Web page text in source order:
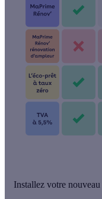
Installez votre